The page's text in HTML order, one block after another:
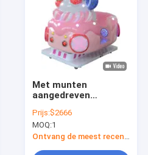
Met munten
aangedreven
Dynamische muziek
en vrolijke liederen
voor kinderen
Prijs:$2666
MOQ:1